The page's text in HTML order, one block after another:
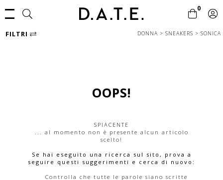
0
DONNA > SNEAKERS > SONICA
FILTRI
OOPS!
SPIACENTE
... al momento non è presente alcun articolo
scelto!
Se hai eseguito una ricerca sul sito, prova a
seguire questi suggerimenti e cerca di nuovo:
Controlla che tutte le parole siano scritte